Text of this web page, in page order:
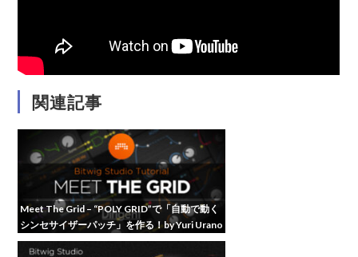
関連記事
Meet The Grid – “POLY GRID”で「自動で動く
シンセサイザーパッチ」を作る！by Yuri Urano
– Vol.1